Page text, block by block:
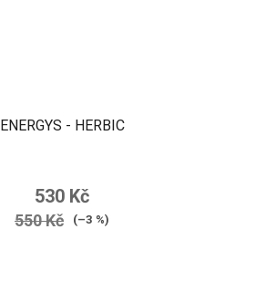
ENERGYS - HERBIC
530 Kč
550 Kč (–3 %)